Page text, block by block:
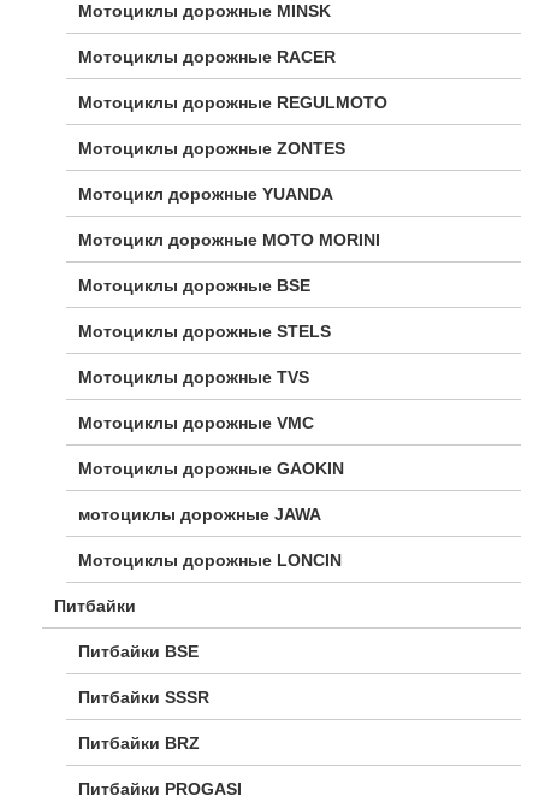
Мотоциклы дорожные MINSK
Мотоциклы дорожные RACER
Мотоциклы дорожные REGULMOTO
Мотоциклы дорожные ZONTES
Мотоцикл дорожные YUANDA
Мотоцикл дорожные МОТО MORINI
Мотоциклы дорожные BSE
Мотоциклы дорожные STELS
Мотоциклы дорожные TVS
Мотоциклы дорожные VMC
Мотоциклы дорожные GAOKIN
мотоциклы дорожные JAWA
Мотоциклы дорожные LONCIN
Питбайки
Питбайки BSE
Питбайки SSSR
Питбайки BRZ
Питбайки PROGASI